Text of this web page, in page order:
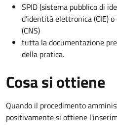
SPID (sistema pubblico di
d’identità elettronica (CIE)
(CNS)
tutta la documentazione
della pratica.
Cosa si ottiene
Quando il procedimento
positivamente si ottiene